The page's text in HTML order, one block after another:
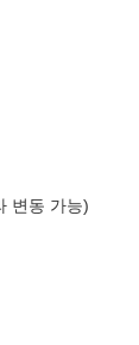
변동 가능)